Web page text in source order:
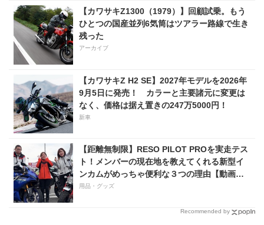
【カワサキZ1300（1979）】回顧試乗。もう
ひとつの国産並列6気筒はツアラー路線で生き
残った
アーカイブ
【カワサキZ H2 SE】2027年モデルを2026年
9月5日に発売！ カラーと主要諸元に変更は
なく、価格は据え置きの247万5000円！
新車
【距離無制限】RESO PILOT PROを実走テス
ト！メンバーの現在地を教えてくれる新型イ
ンカムがめっちゃ便利な３つの理由【動画付
き】
用品・グッズ
Recommended by